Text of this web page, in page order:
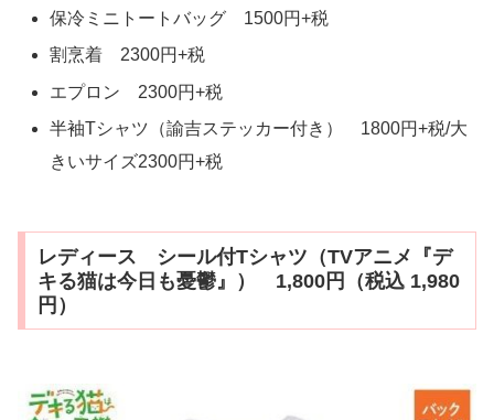
保冷ミニトートバッグ 1500円+税
割烹着 2300円+税
エプロン 2300円+税
半袖Tシャツ（諭吉ステッカー付き） 1800円+税/大
きいサイズ2300円+税
レディース シール付Tシャツ（TVアニメ『デ
キる猫は今日も憂鬱』） 1,800円（税込 1,980
円）